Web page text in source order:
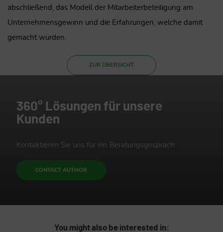
abschließend, das Modell der Mitarbeiterbeteiligung am
Unternehmensgewinn und die Erfahrungen, welche damit
gemacht wurden.
ZUR ÜBERSICHT
360° Lösungen für unsere
Kunden
Kontaktieren Sie uns für ein Beratungsgespräch.
CONTACT AUTHOR
You might also be interested in: